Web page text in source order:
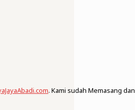
. Kami sudah Memasang dan